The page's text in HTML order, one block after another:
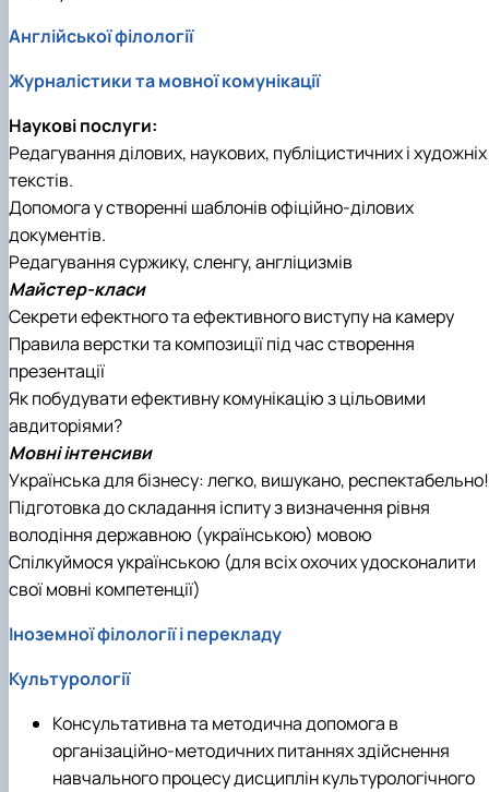
Кафедра фізичної культури і спорту
комунікації
Англійської філології
Журналістики та мовної комунікації
Наукові послуги:
Редагування ділових, наукових, публіцистичних і художніх
текстів.
Допомога у створенні шаблонів офіційно-ділових
документів.
Редагування суржику, сленгу, англіцизмів
Майстер-класи
Секрети ефектного та ефективного виступу на камеру
Правила верстки та композиції під час створення
презентації
Як побудувати ефективну комунікацію з цільовими
авдиторіями?
Мовні інтенсиви
Українська для бізнесу: легко, вишукано, респектабельно!
Підготовка до складання іспиту з визначення рівня
володіння державною (українською) мовою
Спілкуймося українською (для всіх охочих удосконалити
свої мовні компетенції)
Іноземної філології і перекладу
Культурології
Консультативна та методична допомога в
організаційно-методичних питаннях здійснення
навчального процесу дисциплін культурологічного